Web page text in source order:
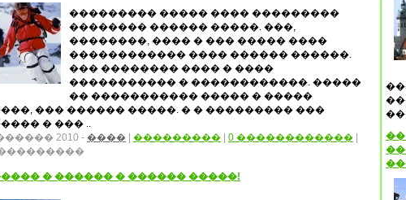
��������� ����� ���� ���������
�������� ������ �����. ���,
��������, ���� � ��� ����� ����
������������ ���� ������ ������.
��� �������� ���� � ����
����������� � ������������. �����
�� ����������� ����� � �����
��� ������ �����. � � ��������� ���
� ��� ..
2010 - ���� ��������� 0 ������������
���������
� ������ � ������ �����!